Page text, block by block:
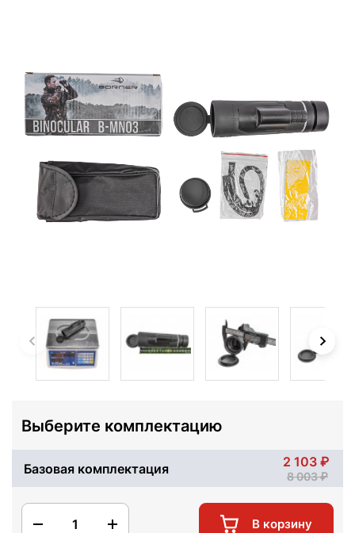
Выберите комплектацию
Базовая комплектация 2 103
8 003
1 В корзину